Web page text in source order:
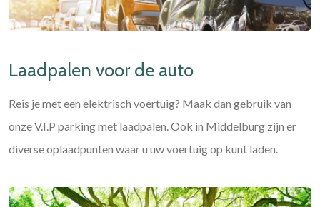
Laadpalen voor de auto
Reis je met een elektrisch voertuig? Maak dan gebruik van
onze V.I.P parking met laadpalen. Ook in Middelburg zijn er
diverse oplaadpunten waar u uw voertuig op kunt laden.